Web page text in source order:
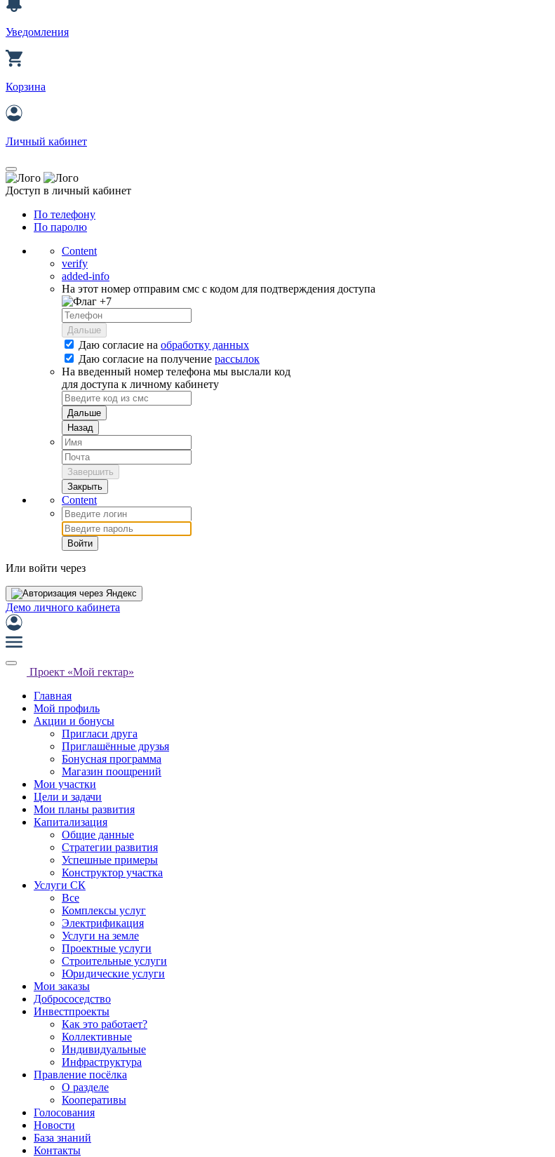
Уведомления
Корзина
Личный кабинет
Доступ в личный кабинет
По телефону
По паролю
Content
verify
added-info
На этот номер отправим смс с кодом для подтверждения доступа
+7
Дальше
Даю согласие на обработку данных
Даю согласие на получение рассылок
На введенный номер телефона мы выслали код
для доступа к личному кабинету
Дальше
Назад
Завершить
Закрыть
Content
Войти
Или войти через
Демо личного кабинета
Проект «Мой гектар»
Главная
Мой профиль
Акции и бонусы
Пригласи друга
Приглашённые друзья
Бонусная программа
Магазин поощрений
Мои участки
Цели и задачи
Мои планы развития
Капитализация
Общие данные
Стратегии развития
Успешные примеры
Конструктор участка
Услуги СК
Все
Комплексы услуг
Электрификация
Услуги на земле
Проектные услуги
Строительные услуги
Юридические услуги
Мои заказы
Добрососедство
Инвестпроекты
Как это работает?
Коллективные
Индивидуальные
Инфраструктура
Правление посёлка
О разделе
Кооперативы
Голосования
Новости
База знаний
Контакты